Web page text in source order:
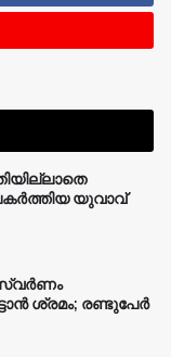
യുവാവ്
സ്വർണം
ശ്രമം; രണ്ടുപേർ